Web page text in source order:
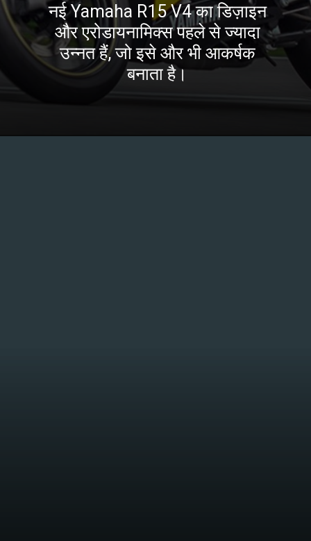
नई Yamaha R15 V4 का डिज़ाइन
और एरोडायनामिक्स पहले से ज्यादा
उन्नत हैं, जो इसे और भी आकर्षक
बनाता है।